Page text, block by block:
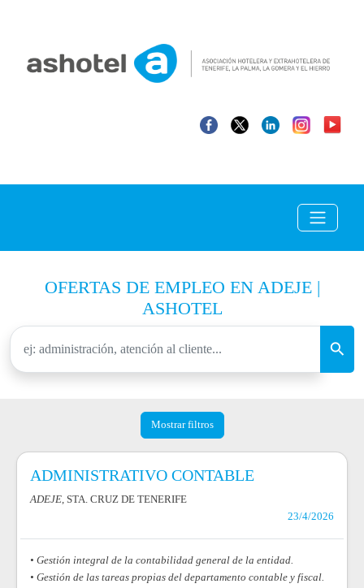
OFERTAS DE EMPLEO EN ADEJE |
ASHOTEL
Mostrar filtros
ADMINISTRATIVO CONTABLE
ADEJE, STA. CRUZ DE TENERIFE
23/4/2026
• Gestión integral de la contabilidad general de la entidad.
• Gestión de las tareas propias del departamento contable y fiscal.